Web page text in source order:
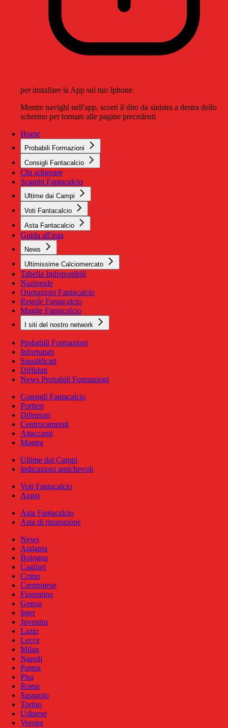
per installare la App sul tuo Iphone.
Mentre navighi nell'app, scorri il dito da sinistra a destra dello
schermo per tornare alle pagine precedenti
Home
Probabili Formazioni
Consigli Fantacalcio
Chi schierare
Scambi Fantacalcio
Ultime dai Campi
Voti Fantacalcio
Asta Fantacalcio
Guida all'asta
News
Ultimissime Calciomercato
Tabella Indisponibili
Nazionale
Quotazioni Fantacalcio
Regole Fantacalcio
Maglie Fantacalcio
I siti del nostro network
Probabili Formazioni
Infortunati
Squalificati
Diffidati
News Probabili Formazioni
Consigli Fantacalcio
Portieri
Difensori
Centrocampisti
Attaccanti
Mantra
Ultime dai Campi
Indicazioni amichevoli
Voti Fantacalcio
Assist
Asta Fantacalcio
Asta di riparazione
News
Atalanta
Bologna
Cagliari
Como
Cremonese
Fiorentina
Genoa
Inter
Juventus
Lazio
Lecce
Milan
Napoli
Parma
Pisa
Roma
Sassuolo
Torino
Udinese
Verona